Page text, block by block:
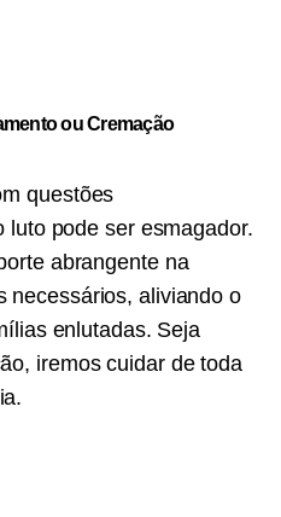
ou Cremação
questões
luto pode ser esmagador.
abrangente na
necessários, aliviando o
enlutadas. Seja
iremos cuidar de toda